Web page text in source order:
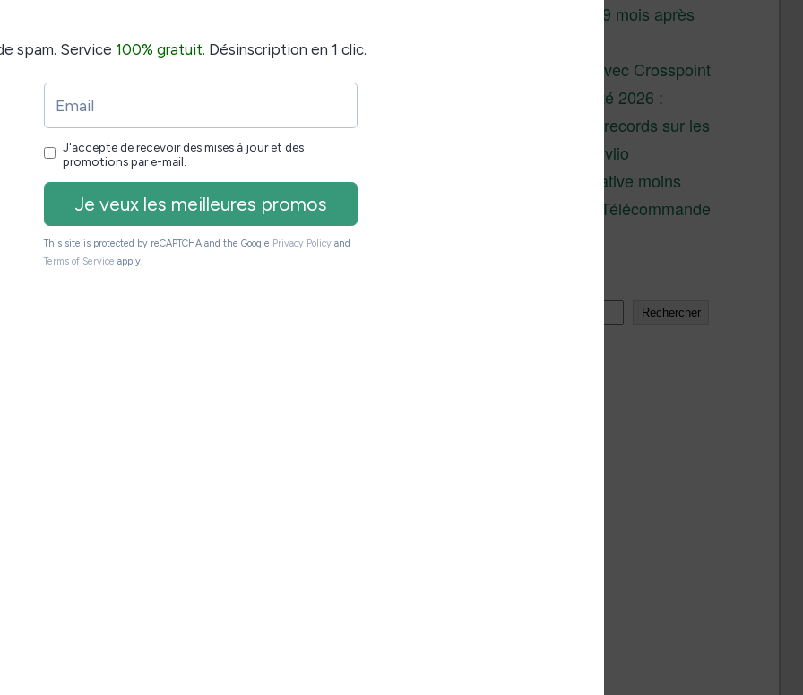
dans sa boîte en carton (voir la vidéo de
la machine semble conçue dans un plastique
des finissions et on voit que l’on est face à un
des liseuses ou des tablettes tactiles.
proche de celle d’un iPad que d’une liseuse
couvert avec une sorte de vitre de protection qui
beaucoup cette Bigme S6 Color+ d’un appareil
un succès 9 mois après
XTEINK X4 : test avec Crosspoint
Soldes d’été 2026 :
réductions records sur les
liseuses Kobo et Vivlio
Une alternative moins
chère à la Télécommande
Rechercher